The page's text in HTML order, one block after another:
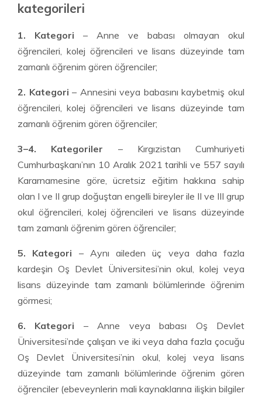
kategorileri
1. Kategori – Anne ve babası olmayan okul
öğrencileri, kolej öğrencileri ve lisans düzeyinde tam
zamanlı öğrenim gören öğrenciler;
2. Kategori – Annesini veya babasını kaybetmiş okul
öğrencileri, kolej öğrencileri ve lisans düzeyinde tam
zamanlı öğrenim gören öğrenciler;
3–4. Kategoriler – Kırgızistan Cumhuriyeti
Cumhurbaşkanı’nın 10 Aralık 2021 tarihli ve 557 sayılı
Kararnamesine göre, ücretsiz eğitim hakkına sahip
olan I ve II grup doğuştan engelli bireyler ile II ve III grup
okul öğrencileri, kolej öğrencileri ve lisans düzeyinde
tam zamanlı öğrenim gören öğrenciler;
5. Kategori – Aynı aileden üç veya daha fazla
kardeşin Oş Devlet Üniversitesi’nin okul, kolej veya
lisans düzeyinde tam zamanlı bölümlerinde öğrenim
görmesi;
6. Kategori – Anne veya babası Oş Devlet
Üniversitesi’nde çalışan ve iki veya daha fazla çocuğu
Oş Devlet Üniversitesi’nin okul, kolej veya lisans
düzeyinde tam zamanlı bölümlerinde öğrenim gören
öğrenciler (ebeveynlerin mali kaynaklarına ilişkin bilgiler